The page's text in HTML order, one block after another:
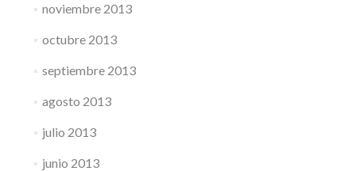
noviembre 2013
octubre 2013
septiembre 2013
agosto 2013
julio 2013
junio 2013